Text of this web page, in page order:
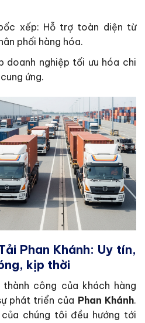
xếp: Hỗ trợ toàn diện từ
phối hàng hóa.
doanh nghiệp tối ưu hóa chi
ứng.
Phan Khánh: Uy tín,
kịp thời
công của khách hàng
phát triển của Phan Khánh.
chúng tôi đều hướng tới